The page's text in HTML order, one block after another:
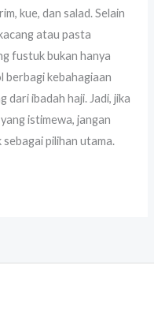
kue, dan salad. Selain
atau pasta
fustuk bukan hanya
berbagi kebahagiaan
dari ibadah haji. Jadi, jika
istimewa, jangan
pilihan utama.